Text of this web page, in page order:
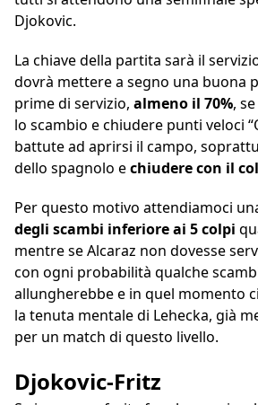
Djokovic.
La chiave della partita sarà il
dovrà mettere a segno una buona
prime di servizio, almeno il 70%,
lo scambio e chiudere punti veloci
battute ad aprirsi il campo,
dello spagnolo echiudere con il
Per questo motivo attendiamoci
degli scambi inferiore ai 5 colpi
mentre se Alcaraz non dovesse
con ogni probabilità qualche
allungherebbe e in quel momento
la tenuta mentale di Lehecka, già
per un match di questo livello.
Djokovic-Fritz